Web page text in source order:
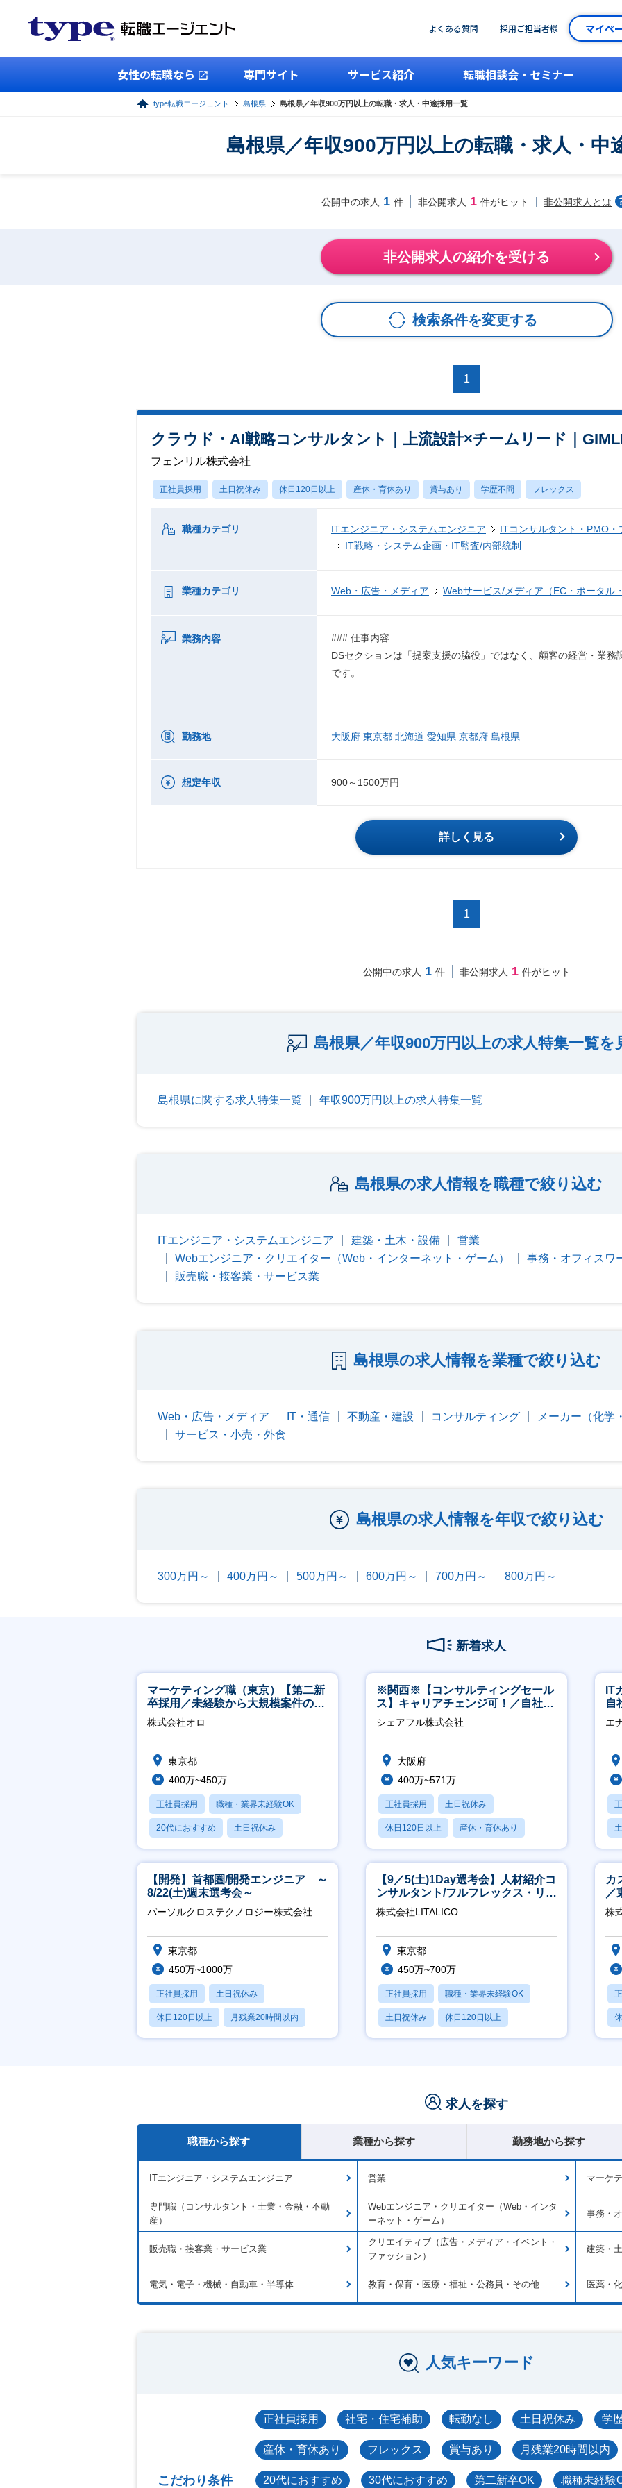
よくある質問 採用ご担当者様 マイペ
女性の転職なら 専門サイト サービス紹介 転職相談会・セミナー
type転職エージェント 島根県 島根県／年収900万円以上の転職・求人・中途採用一覧
島根県／年収900万円以上の転職・求人・中
公開中の求人 1 件 非公開求人 1 件がヒット 非公開求人とは
非公開求人の紹介を受ける
検索条件を変更する
1
クラウド・AI戦略コンサルタント｜上流設計×チームリード｜
フェンリル株式会社
正社員採用 土日祝休み 休日120日以上 産休・育休あり 賞与あり 学歴不問 フレックス
職種カテゴリ ITエンジニア・システムエンジニア
ITコンサルタント・PMO・
IT戦略・システム企画・IT監査/内部統制
業種カテゴリ Web・広告・メディア Webサービス/メディア（EC・ポータル
業務内容
### 仕事内容
DSセクションは「提案支援の脇役」ではなく、顧客の経営・業務
です。
勤務地 大阪府 東京都 北海道 愛知県 京都府 島根県
想定年収 900～1500万円
詳しく見る
1
公開中の求人 1 件 非公開求人 1 件がヒット
島根県／年収900万円以上の求人特集一覧を
島根県に関する求人特集一覧 年収900万円以上の求人特集一覧
島根県の求人情報を職種で絞り込む
ITエンジニア・システムエンジニア 建築・土木・設備
営業
Webエンジニア・クリエイター（Web・インターネット・ゲーム）
事務・オフィスワ
販売職・接客業・サービス業
島根県の求人情報を業種で絞り込む
Web・広告・メディア IT・通信 不動産・建設 コンサルティング
メーカー（化学
サービス・小売・外食
島根県の求人情報を年収で絞り込む
300万円～ 400万円～ 500万円～ 600万円～ 700万円～ 800万円～
新着求人
マーケティング職（東京）【第二新
卒採用／未経験から大規模案件のマ
ーケティングが経験できる／研修充
実】
株式会社オロ
東京都
400万~450万
正社員採用 職種・業界未経験OK
20代におすすめ 土日祝休み
休日120日以上
※関西※【コンサルティングセール
ス】キャリアチェンジ可！／自社サ
ービス『シェアフル』の営業
シェアフル株式会社
大阪府
400万~571万
正社員採用 土日祝休み
休日120日以上 産休・育休あり
賞与あり
IT
自
エ
【開発】首都圏/開発エンジニア ～
8/22(土)週末選考会～
パーソルクロステクノロジー株式会社
東京都
450万~1000万
正社員採用 土日祝休み
休日120日以上 月残業20時間以内
賞与あり
【9／5(土)1Day選考会】人材紹介コ
ンサルタント/フルフレックス・リモ
ート/育休最長6年取得可
株式会社LITALICO
東京都
450万~700万
正社員採用 職種・業界未経験OK
土日祝休み 休日120日以上
産休・育休あり
カ
／
株
求人を探す
職種から探す 業種から探す 勤務地から探す
ITエンジニア・システムエンジニア 営業 マーケ
専門職（コンサルタント・士業・金融・不動
産）
Webエンジニア・クリエイター（Web・インタ
ーネット・ゲーム）
事務・
販売職・接客業・サービス業
クリエイティブ（広告・メディア・イベント・
ファッション）
建築・
電気・電子・機械・自動車・半導体 教育・保育・医療・福祉・公務員・その他 医薬・
人気キーワード
こだわり条件
正社員採用 社宅・住宅補助 転勤なし 土日祝休み 学
産休・育休あり フレックス 賞与あり 月残業20時間以内
20代におすすめ 30代におすすめ 第二新卒OK 職種未経験